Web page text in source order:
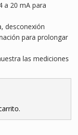
a 20 mA para
desconexión
para prolongar
las mediciones